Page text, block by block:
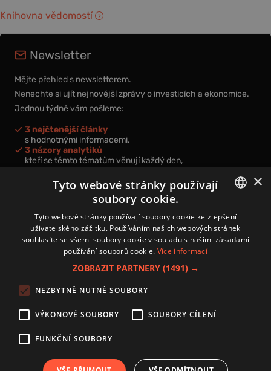
Knihovna vědomostí
Newsletter
Mějte přehled s newsletterem.
Nenechte si ujít nejnovější zprávy o investicích a ekonomice.
Jednou týdně vám pošleme:
3 nejčtenější články
s hodnotnými informacemi,
3 názory analytiků
kteří se těmto tématům věnují každý den,
nová videa a podcasty
k prohloubení vašich znalostí.
Přihlášením k newsletteru vyjadřujete svůj souhlas spodmínkami
zpracování osobních údajů.
Zásady používání souborů cookies
Autoři
Nastavení cookies
CZECH
×
Tyto webové stránky používají
soubory cookie.
Tyto webové stránky používají soubory cookie ke zlepšení
uživatelského zážitku. Používáním našich webových stránek
souhlasíte se všemi soubory cookie v souladu s našimi zásadami
používání souborů cookie. Více informací
ZOBRAZIT PARTNERY (1491) →
NEZBYTNĚ NUTNÉ SOUBORY
VÝKONOVÉ SOUBORY SOUBORY CÍLENÍ
FUNKČNÍ SOUBORY